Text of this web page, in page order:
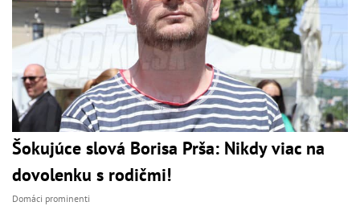
Šokujúce slová Borisa Prša: Nikdy viac na
dovolenku s rodičmi!
Domáci prominenti